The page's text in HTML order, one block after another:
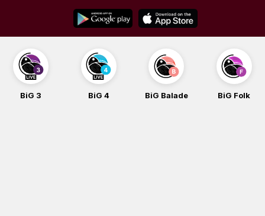
content
BiG 3 BiG 4 BiG Balade BiG Folk